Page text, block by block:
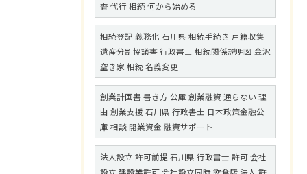
査 代行 相続 何から始める
相続登記 義務化 石川県 相続手続き 戸籍収集
遺産分割協議書 行政書士 相続関係説明図 金沢
空き家 相続 名義変更
創業計画書 書き方 公庫 創業融資 通らない 理
由 創業支援 石川県 行政書士 日本政策金融公
庫 相談 開業資金 融資サポート
法人設立 許可前提 石川県 行政書士 許可 会社